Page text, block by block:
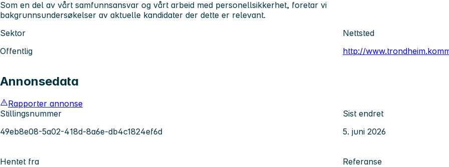
Som en del av vårt samfunnsansvar og vårt arbeid med personellsikkerhet, foretar vi
bakgrunnsundersøkelser av aktuelle kandidater der dette er relevant.
Sektor
Offentlig
Nettsted
http://
Annonsedata
Rapporter annonse
Stillingsnummer
49eb8e08-5a02-418d-8a6e-db4c1824ef6d
Sist endret
5. juni 2026
Hentet fra
Referanse